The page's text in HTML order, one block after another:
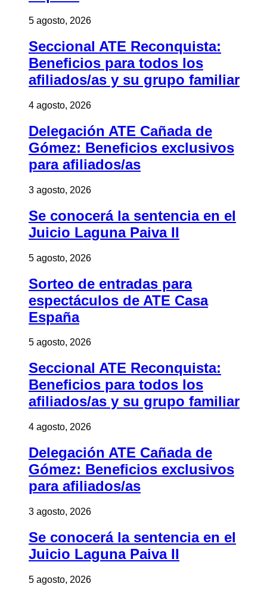
5 agosto, 2026
Seccional ATE Reconquista:
Beneficios para todos los
afiliados/as y su grupo familiar
4 agosto, 2026
Delegación ATE Cañada de
Gómez: Beneficios exclusivos
para afiliados/as
3 agosto, 2026
Se conocerá la sentencia en el
Juicio Laguna Paiva II
5 agosto, 2026
Sorteo de entradas para
espectáculos de ATE Casa
España
5 agosto, 2026
Seccional ATE Reconquista:
Beneficios para todos los
afiliados/as y su grupo familiar
4 agosto, 2026
Delegación ATE Cañada de
Gómez: Beneficios exclusivos
para afiliados/as
3 agosto, 2026
Se conocerá la sentencia en el
Juicio Laguna Paiva II
5 agosto, 2026